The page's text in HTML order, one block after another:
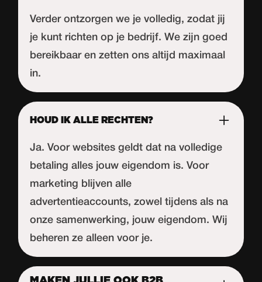
Verder ontzorgen we je volledig, zodat jij
je kunt richten op je bedrijf. We zijn goed
bereikbaar en zetten ons altijd maximaal
in.
HOUD IK ALLE RECHTEN?
Ja. Voor websites geldt dat na volledige
betaling alles jouw eigendom is. Voor
marketing blijven alle
advertentieaccounts, zowel tijdens als na
onze samenwerking, jouw eigendom. Wij
beheren ze alleen voor je.